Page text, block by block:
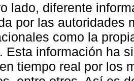
lado, diferente
por las autoridades
como la
Esta información ha
tiempo real por los